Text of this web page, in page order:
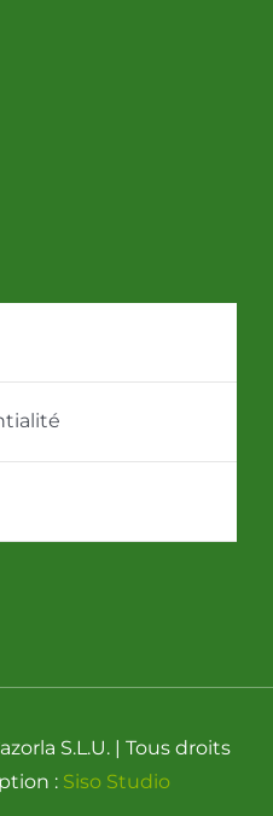
S.L.U. | Tous droits
: Siso Studio